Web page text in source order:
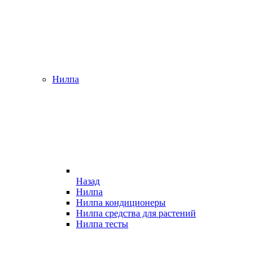
Нилпа
Назад
Нилпа
Нилпа кондиционеры
Нилпа средства для растений
Нилпа тесты